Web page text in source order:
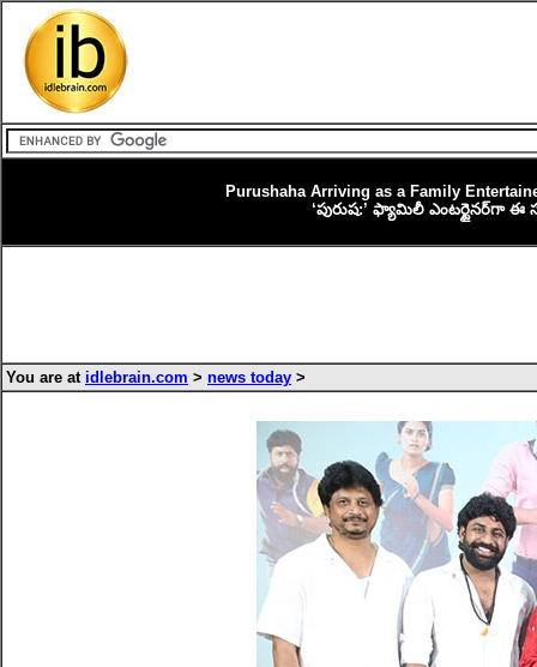
Purushaha Arriving as a Family
‘పురుష:’ ఫ్యామిలీ ఎంటర్టైనర్‌గా
You are at idlebrain.com > news today >